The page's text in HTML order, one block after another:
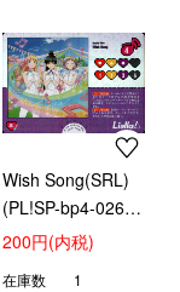
Wish Song(SRL)
(PL!SP-bp4-026-
SRL)
200円(内税)
在庫数 1